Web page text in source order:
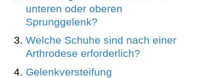
unteren oder oberen
Sprunggelenk?
Welche Schuhe sind nach einer
Arthrodese erforderlich?
Gelenkversteifung